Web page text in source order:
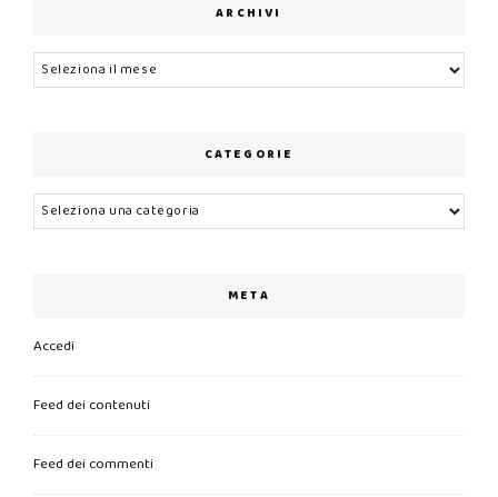
ARCHIVI
Archivi
CATEGORIE
Categorie
META
Accedi
Feed dei contenuti
Feed dei commenti